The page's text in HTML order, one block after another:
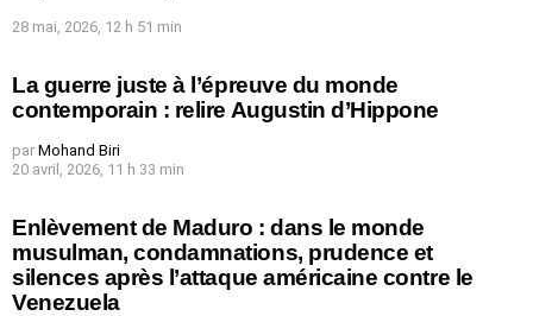
28 mai, 2026, 12 h 51 min
La guerre juste à l’épreuve du monde
contemporain : relire Augustin d’Hippone
par Mohand Biri
20 avril, 2026, 11 h 33 min
Enlèvement de Maduro : dans le monde
musulman, condamnations, prudence et
silences après l’attaque américaine contre le
Venezuela